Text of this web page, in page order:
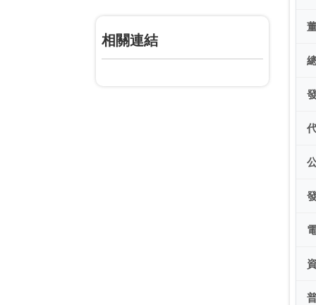
相關連結